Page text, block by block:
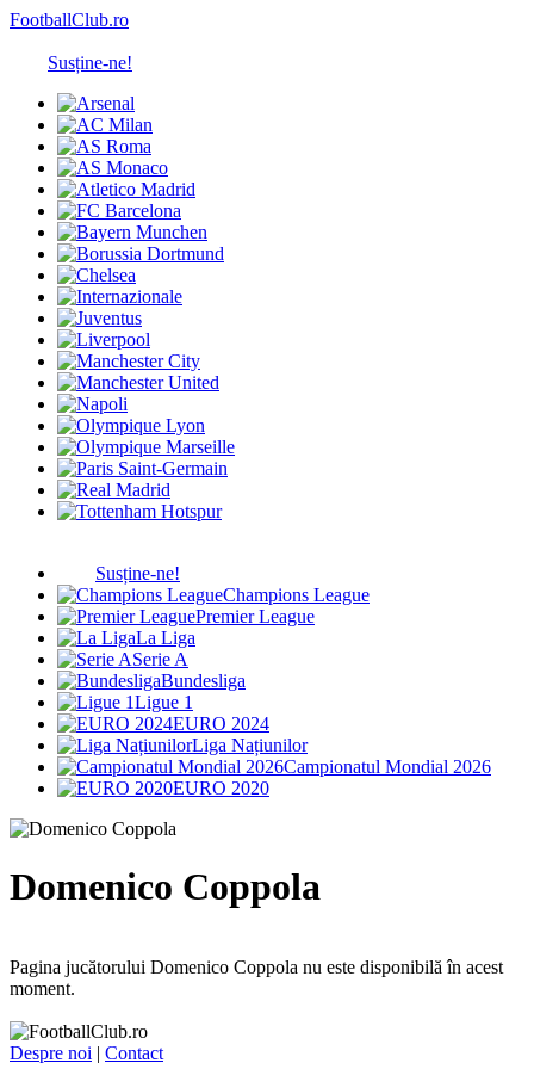
FootballClub.ro
Susține-ne!
Susține-ne!
Champions League
Premier League
La Liga
Serie A
Bundesliga
Ligue 1
EURO 2024
Liga Națiunilor
Campionatul Mondial 2026
EURO 2020
Domenico Coppola
Pagina jucătorului Domenico Coppola nu este disponibilă în acest
moment.
Despre noi | Contact